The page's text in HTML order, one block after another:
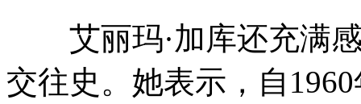
艾丽玛·加库还充满感
交往史。她表示，自